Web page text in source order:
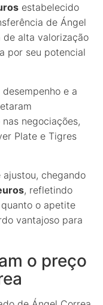
estabelecido
de Ángel
alta valorização
por seu potencial
e a
negociações,
Plate e Tigres
chegando
, refletindo
o apetite
vantajoso para
o preço